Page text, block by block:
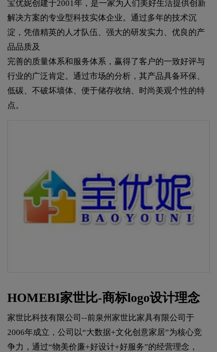
宝优妮创建于2001年，是一家为人们美好生活提供创新
解决方案的专业型科技实体企业。通过多年的技术沉
淀，凭借精英的人才队伍、强大的研发实力、优良的产
品品质及
完善的质量体系和服务体系，赢得了客户的一致好评与
行业的广泛肯定。通过市场的分析，其产品具备环保、
低碳、不破坏墙体、便于储存收纳、时尚美观个性的特
点。
HOMEBI家世比-商标logo设计理念
家世比科技有限公司--前泉州家世比家具有限公司于
2006年成立，公司以“大数据+文化创意家居”为核心竞
争力，通过“物美价廉+好设计+好服务”的经营理念，